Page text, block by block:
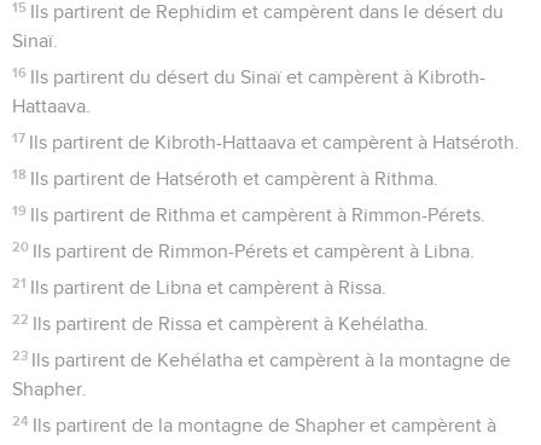
Jourdain, vis-à-vis de Jéricho :
aurez passé le Jourdain et que vous serez entrés dans le
vous chasserez devant vous tous les habitants du pays.
Vous détruirez toutes leurs idoles en pierre et en métal
fondu, et vous éliminerez tous leurs hauts lieux.
53
Vous prendrez possession du pays et vous vous y
établirez, car je vous ai donné ce pays pour qu'il soit votre
propriété.
vos clans. A ceux qui sont plus nombreux vous donnerez
une portion plus grande, et à ceux qui sont moins nombreux
vous donnerez une portion plus petite. Chacun possédera ce